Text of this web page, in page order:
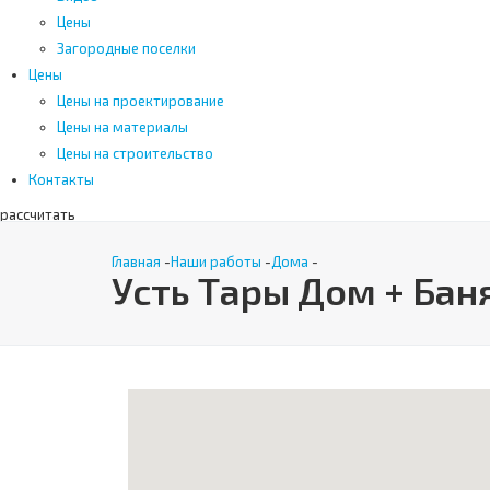
Цены
Загородные поселки
Цены
Цены на проектирование
Цены на материалы
Цены на строительство
Контакты
рассчитать
Главная -Наши работы -Дома -
Усть Тары Дом +